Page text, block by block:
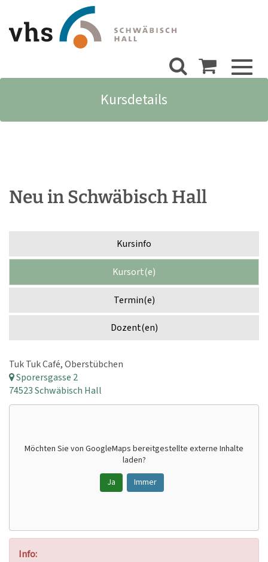
Kursdetails
Neu in Schwäbisch Hall
Kursinfo
Kursort(e)
Termin(e)
Dozent(en)
Tuk Tuk Café, Oberstübchen
Sporersgasse 2
74523 Schwäbisch Hall
Möchten Sie von GoogleMaps bereitgestellte externe Inhalte
laden?
Ja
Immer
Info: